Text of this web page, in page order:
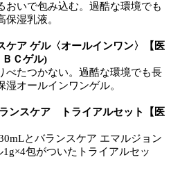
おいで包み込む。過酷な環境でも
湿乳液。
ア ゲル〈オールインワン〉【医
Ｃゲル)
べたつかない。過酷な環境でも長
オールインワンゲル。
ンスケア トライアルセット【医
とバランスケア エマルジョン
包がついたトライアルセッ